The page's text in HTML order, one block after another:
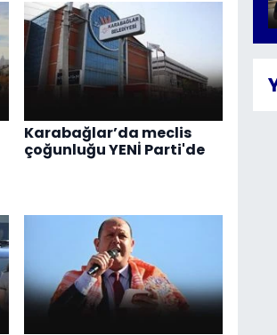
Karabağlar’da meclis
çoğunluğu YENİ Parti'de